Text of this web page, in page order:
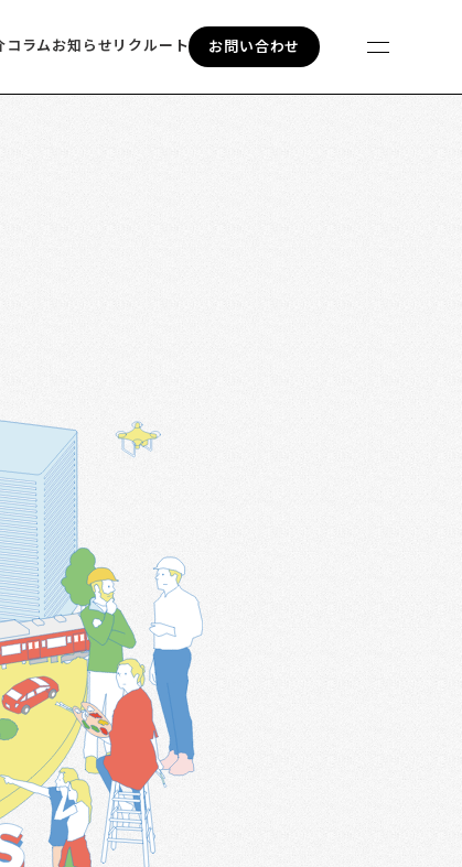
コラムお知らせ リクルート お問い合わせ